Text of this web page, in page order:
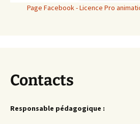
Page Facebook - Licence Pro
Contacts
Responsable pédagogique :